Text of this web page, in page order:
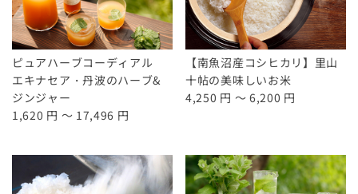
ピュアハーブコーディアル
エキナセア・丹波のハーブ&
ジンジャー
1,620 円 ～ 17,496 円
【南魚沼産コシヒカリ】里山
十帖の美味しいお米
4,250 円 ～ 6,200 円